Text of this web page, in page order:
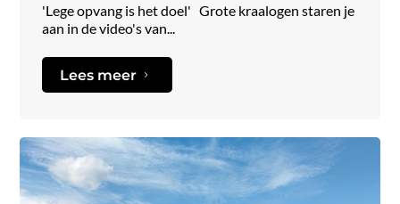
'Lege opvang is het doel' Grote kraalogen staren je
aan in de video's van...
Lees meer 5